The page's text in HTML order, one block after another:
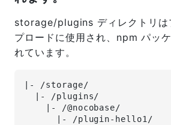
storage/plugins ディレクトリは
プロードに使用され、npm パッ
れています。
|- /storage/
  |- /plugins/
    |- /@nocobase/
      |- /plugin-hello1/